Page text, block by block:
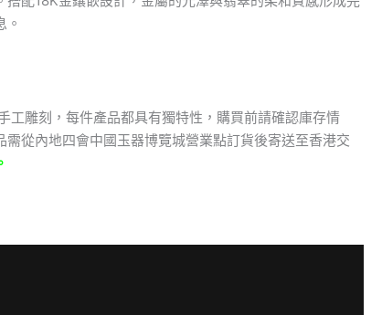
。
工雕刻，每件產品都具有獨特性，購買前請確認庫存情
需從內地四會中國玉器博覽城營業點訂貨後寄送至香港交